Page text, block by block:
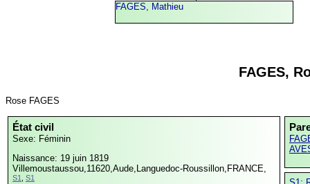
FAGES, Mathieu
FAGES,
Rose FAGES
État civil
Sexe: Féminin
Naissance: 19 juin 1819
Villemoustaussou,11620,Aude,Languedoc-Roussillon,FRANCE,
S1 S1